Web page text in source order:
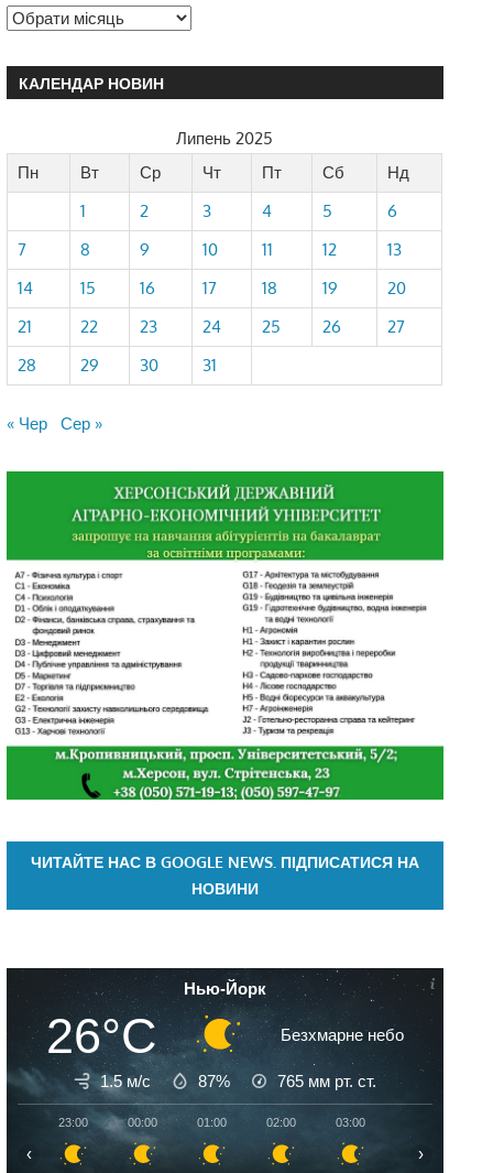
КАЛЕНДАР НОВИН
Липень 2025
Пн
Вт Ср Чт Пт Сб
Нд
1
2 3 4 5
6
7
8 9 10 11 12
13
14
15 16 17 18 19
20
21
22 23 24 25 26
27
28
29 30 31
« Чер Сер »
ЧИТАЙТЕ НАС В GOOGLE NEWS. ПІДПИСАТИСЯ НА
НОВИНИ
Нью-Йорк
26°C Безхмарне небо
1.5 м/с 87% 765 мм рт. ст.
23:00 00:00 01:00 02:00 03:00
‹ ›